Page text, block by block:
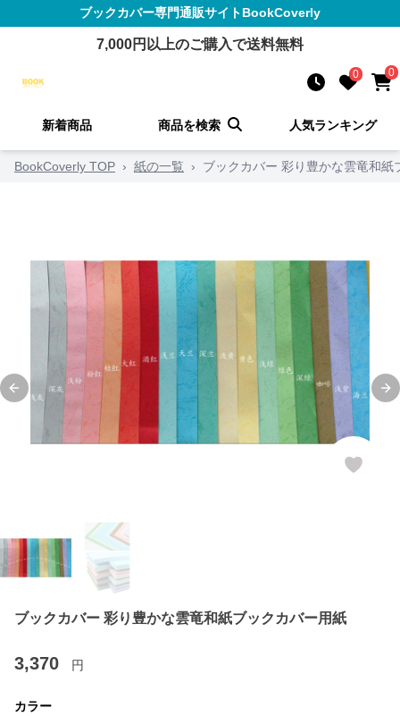
ブックカバー専門通販サイトBookCoverly
7,000円以上のご購入で送料無料
0 0
新着商品 商品を検索 人気ランキング
BookCoverly TOP › 紙の一覧 › ブックカバー 彩り豊かな雲竜和紙
Previous slide
ブックカバー 彩り豊かな雲竜和紙ブックカバー用紙
3,370 円
カラー